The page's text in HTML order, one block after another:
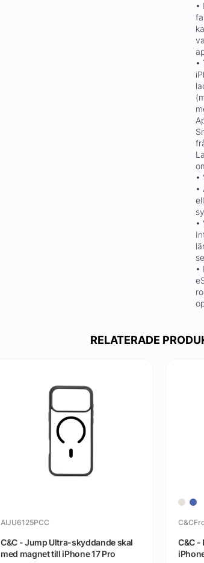
•
•
•
•
•
•
RELATERADE
AIJU6125PCC
C&C - Jump Ultra-skyddande skal
med magnet till iPhone 17 Pro
C&C -